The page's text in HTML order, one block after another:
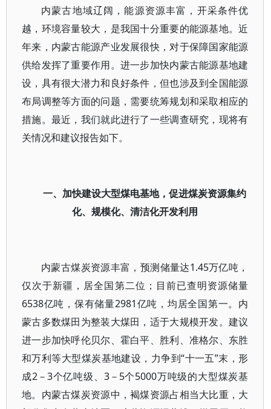
内蒙古地域辽阔，能源资源丰富，开采条件优
越，环境容量较大，是我国十分重要的能源基地。近
年来，内蒙古能源产业发展很快，对于保障国家能源
供给发挥了重要作用。进一步加快内蒙古能源基地建
设，具有很大潜力和良好条件，但也涉及到全国能源
布局调整等方面的问题，需要统筹规划和采取相应的
措施。最近，我们就此进行了一些调查研究，现将有
关情况和建议报告如下。
一、加快建设大型煤电基地，促进煤炭资源集约
化、规模化、清洁化开发利用
内蒙古煤炭资源丰富，预测储量达1.45万亿吨，
仅次于新疆，居全国第二位；目前已查明资源储量
6538亿吨，保有储量2981亿吨，均居全国第一。内
蒙古多数煤田为整装大煤田，适于大规模开发。建议
进一步加快呼伦贝尔、霍白平、胜利、准格尔、东胜
和万利等大型煤炭基地建设，力争到“十一五”末，形
成2－3个亿吨级、3－5个5000万吨级的大型煤炭基
地。内蒙古煤炭资源中，褐煤资源占相当大比重，大